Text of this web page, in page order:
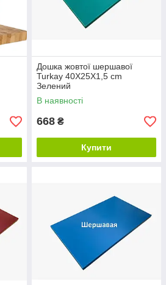
Дошка жовтої шершавої
Turkay 40X25X1,5 cm
Зелений
В наявності
668 ₴
Купити